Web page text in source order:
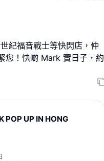
紀福音戰士等快閃店，仲
您！快啲 Mark 實日子，約
POP UP IN HONG